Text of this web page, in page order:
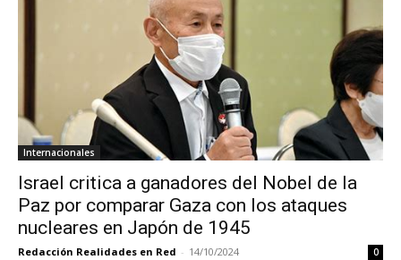
Internacionales
Israel critica a ganadores del Nobel de la
Paz por comparar Gaza con los ataques
nucleares en Japón de 1945
Redacción Realidades en Red - 14/10/2024 0